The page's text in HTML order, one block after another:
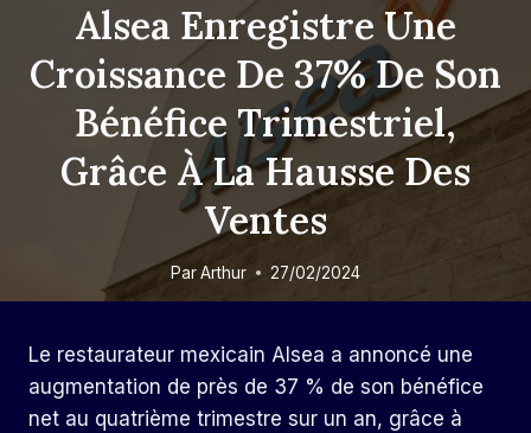
Alsea Enregistre Une
Croissance De 37% De Son
Bénéfice Trimestriel,
Grâce À La Hausse Des
Ventes
ParArthur 27/02/2024
Le restaurateur mexicain Alsea a annoncé une
augmentation de près de 37 % de son bénéfice
net au quatrième trimestre sur un an, grâce à